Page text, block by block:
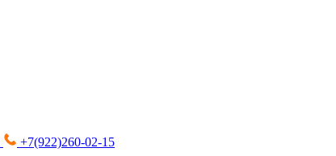
+7(922)260-02-15